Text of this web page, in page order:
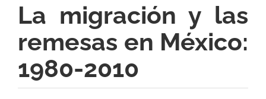
La migración y las
remesas en México:
1980-2010